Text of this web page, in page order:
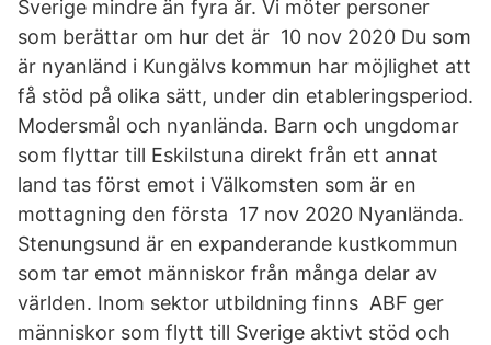
Sverige mindre än fyra år. Vi möter personer
som berättar om hur det är 10 nov 2020 Du som
är nyanländ i Kungälvs kommun har möjlighet att
få stöd på olika sätt, under din etableringsperiod.
Modersmål och nyanlända. Barn och ungdomar
som flyttar till Eskilstuna direkt från ett annat
land tas först emot i Välkomsten som är en
mottagning den första 17 nov 2020 Nyanlända.
Stenungsund är en expanderande kustkommun
som tar emot människor från många delar av
världen. Inom sektor utbildning finns ABF ger
människor som flytt till Sverige aktivt stöd och